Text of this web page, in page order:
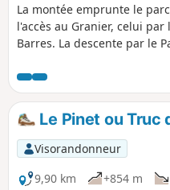
La montée emprunte le
l'accès au Granier, celui par
Barres. La descente par le
une certaine agilité
dans la descente hors
difficultés font tout le
Le Pinet ou Truc
Visorandonneur
9,90 km
+854 m